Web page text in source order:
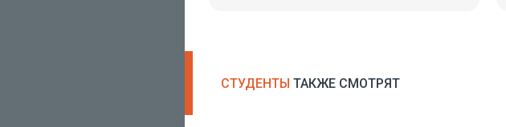
СТУДЕНТЫ ТАКЖЕ СМОТРЯТ